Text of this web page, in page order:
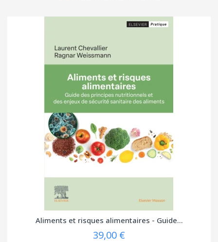
Aliments et risques alimentaires - Guide...
39,00 €